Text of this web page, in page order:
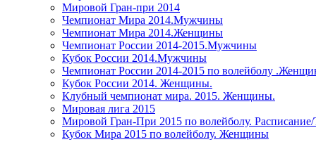
Мировой Гран-при 2014
Чемпионат Мира 2014.Мужчины
Чемпионат Мира 2014.Женщины
Чемпионат России 2014-2015.Мужчины
Кубок России 2014.Мужчины
Чемпионат России 2014-2015 по волейболу
Кубок России 2014. Женщины.
Клубный чемпионат мира. 2015. Женщины.
Мировая лига 2015
Мировой Гран-При 2015 по волейболу.
Кубок Мира 2015 по волейболу. Женщины